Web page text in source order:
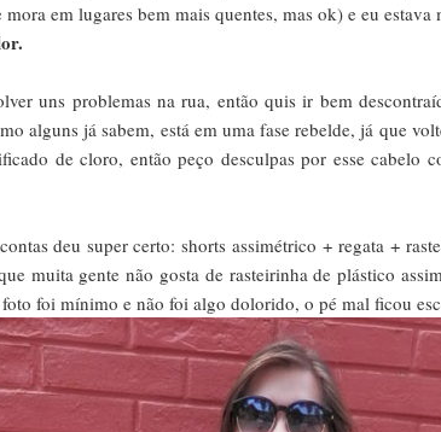
em lugares bem mais quentes, mas ok) e eu
uns problemas na rua, então quis ir bem
alguns já sabem, está em uma fase rebelde, já que
de cloro, então peço desculpas por esse cabelo
deu super certo: shorts assimétrico + regata +
muita gente não gosta de rasteirinha de plástico
foi mínimo e não foi algo dolorido, o pé mal ficou